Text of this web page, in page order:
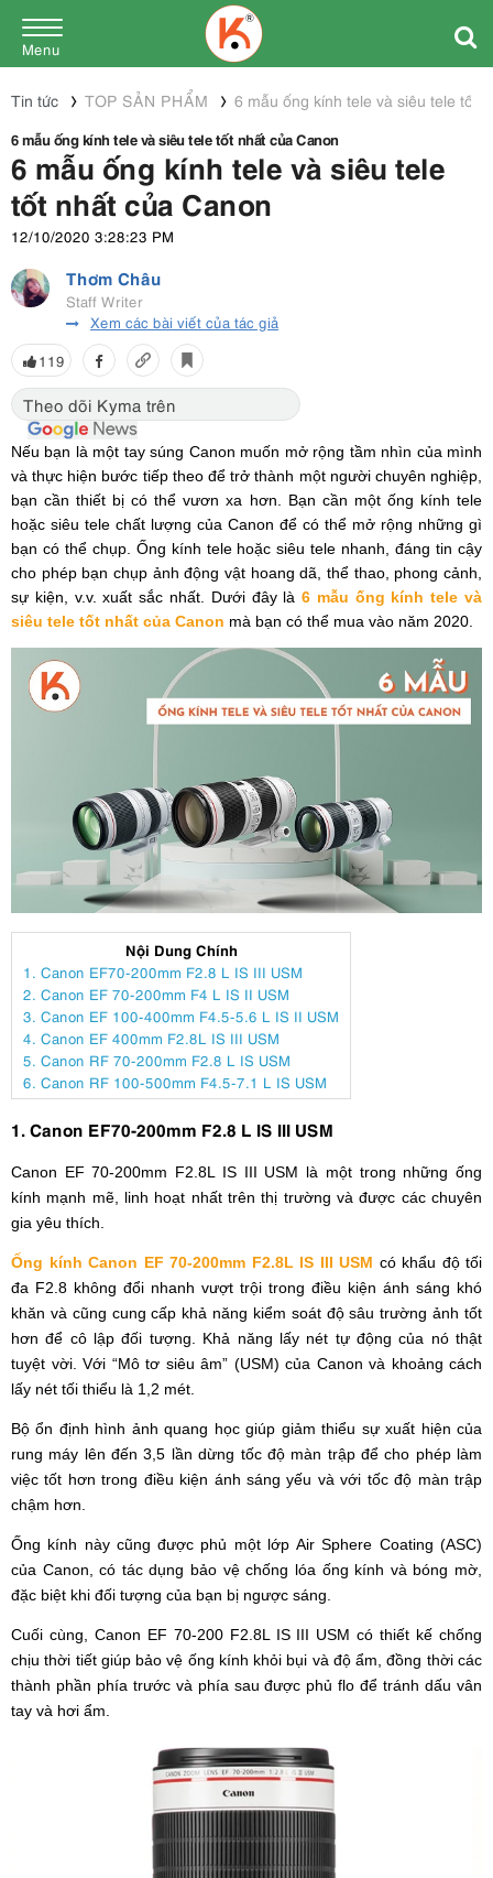
Menu
Tin tức TOP SẢN PHẨM
6 mẫu ống kính tele và siêu tele tốt
6 mẫu ống kính tele và siêu tele tốt nhất của Canon
6 mẫu ống kính tele và siêu tele
tốt nhất của Canon
12/10/2020 3:28:23 PM
Thơm Châu
Staff Writer
Xem các bài viết của tác giả
119
Theo dõi Kyma trên
Nếu bạn là một tay súng Canon muốn mở rộng tầm nhìn của mình
và thực hiện bước tiếp theo để trở thành một người chuyên nghiệp,
bạn cần thiết bị có thể vươn xa hơn. Bạn cần một ống kính tele
hoặc siêu tele chất lượng của Canon để có thể mở rộng những gì
bạn có thể chụp. Ống kính tele hoặc siêu tele nhanh, đáng tin cậy
cho phép bạn chụp ảnh động vật hoang dã, thể thao, phong cảnh,
sự kiện, v.v. xuất sắc nhất. Dưới đây là6 mẫu ống kính tele và
siêu tele tốt nhất của Canon mà bạn có thể mua vào năm 2020.
Nội Dung Chính
1. Canon EF70-200mm F2.8 L IS III USM
2. Canon EF 70-200mm F4 L IS II USM
3. Canon EF 100-400mm F4.5-5.6 L IS II USM
4. Canon EF 400mm F2.8L IS III USM
5. Canon RF 70-200mm F2.8 L IS USM
6. Canon RF 100-500mm F4.5-7.1 L IS USM
1. Canon EF70-200mm F2.8 L IS III USM
Canon EF 70-200mm F2.8L IS III USM là một trong những ống
kính mạnh mẽ, linh hoạt nhất trên thị trường và được các chuyên
gia yêu thích.
Ống kính Canon EF 70-200mm F2.8L IS III USM có khẩu độ tối
đa F2.8 không đổi nhanh vượt trội trong điều kiện ánh sáng khó
khăn và cũng cung cấp khả năng kiểm soát độ sâu trường ảnh tốt
hơn để cô lập đối tượng. Khả năng lấy nét tự động của nó thật
tuyệt vời. Với “Mô tơ siêu âm” (USM) của Canon và khoảng cách
lấy nét tối thiểu là 1,2 mét.
Bộ ổn định hình ảnh quang học giúp giảm thiểu sự xuất hiện của
rung máy lên đến 3,5 lần dừng tốc độ màn trập để cho phép làm
việc tốt hơn trong điều kiện ánh sáng yếu và với tốc độ màn trập
chậm hơn.
Ống kính này cũng được phủ một lớp Air Sphere Coating (ASC)
của Canon, có tác dụng bảo vệ chống lóa ống kính và bóng mờ,
đặc biệt khi đối tượng của bạn bị ngược sáng.
Cuối cùng, Canon EF 70-200 F2.8L IS III USM có thiết kế chống
chịu thời tiết giúp bảo vệ ống kính khỏi bụi và độ ẩm, đồng thời các
thành phần phía trước và phía sau được phủ flo để tránh dấu vân
tay và hơi ẩm.